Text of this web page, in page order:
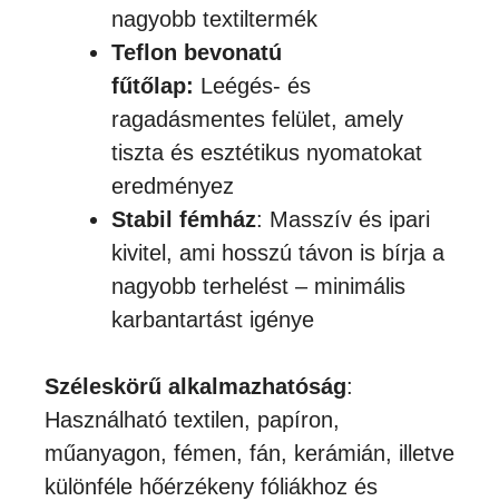
nagyobb textiltermék
Teflon bevonatú
fűtőlap: Leégés- és
ragadásmentes felület, amely
tiszta és esztétikus nyomatokat
eredményez
Stabil fémház: Masszív és ipari
kivitel, ami hosszú távon is bírja a
nagyobb terhelést – minimális
karbantartást igénye
Széleskörű alkalmazhatóság:
Használható textilen, papíron,
műanyagon, fémen, fán, kerámián, illetve
különféle hőérzékeny fóliákhoz és